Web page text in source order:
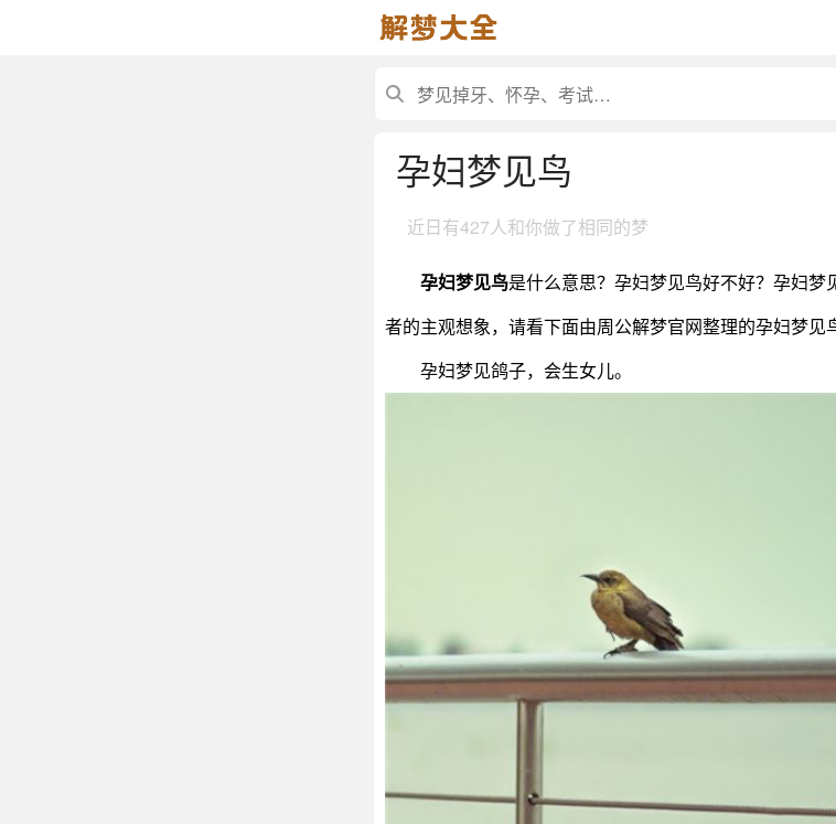
孕妇梦见鸟
近日有427人和你做了相同的梦
孕妇梦见鸟是什么意思？孕妇梦见鸟好不好？孕妇
者的主观想象，请看下面由周公解梦官网整理的孕妇梦见
孕妇梦见鸽子，会生女儿。